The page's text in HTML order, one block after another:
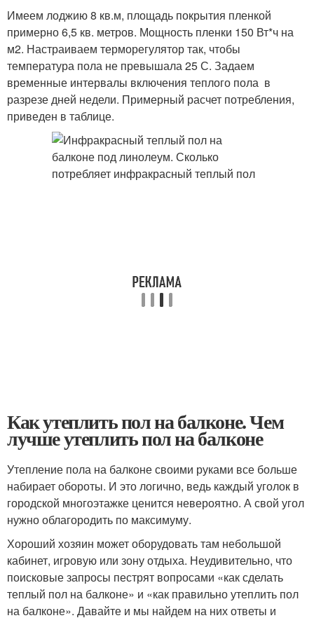
Имеем лоджию 8 кв.м, площадь покрытия пленкой
примерно 6,5 кв. метров. Мощность пленки 150 Вт*ч на
м2. Настраиваем терморегулятор так, чтобы
температура пола не превышала 25 С. Задаем
временные интервалы включения теплого пола в
разрезе дней недели. Примерный расчет потребления,
приведен в таблице.
Как утеплить пол на балконе. Чем
лучше утеплить пол на балконе
Утепление пола на балконе своими руками все больше
набирает обороты. И это логично, ведь каждый уголок в
городской многоэтажке ценится невероятно. А свой угол
нужно облагородить по максимуму.
Хороший хозяин может оборудовать там небольшой
кабинет, игровую или зону отдыха. Неудивительно, что
поисковые запросы пестрят вопросами «как сделать
теплый пол на балконе» и «как правильно утеплить пол
на балконе». Давайте и мы найдем на них ответы и